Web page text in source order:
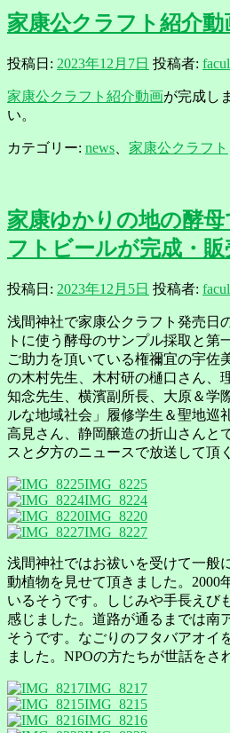
家康公クラフト紹介動
投稿日: 2023年12月7日 投稿者:
家康公クラフト紹介動画が完成し
い。
カテゴリー: news 家康公クラフト
家康ゆかりの地の酵
フトビールが完成・販
投稿日: 2023年12月5日 投稿者:
浅間神社で家康公クラフト発売日
トに使う酵母のサンプル採取と第
ご助力を頂いている権禰宜の宇佐
の木村先生、木村研の樋口さん、
知念先生、横濱副所長、大原＆学
ルな地域社会」履修学生＆聖地巡
高見さん、静岡醸造の折山さんと
スと夕方のニュースで放送して頂
IMG_8225
IMG_8224
IMG_8220
IMG_8227
浅間神社ではお祓いを受けて一般
動植物を見せて頂きました。2000
いるそうです。しじみや手長えび
感じました。道路が通るまでは南
そうです。なごりのフタバアオイ
ました。NPOの方たちが世話をさ
IMG_8217
IMG_8215
IMG_8216